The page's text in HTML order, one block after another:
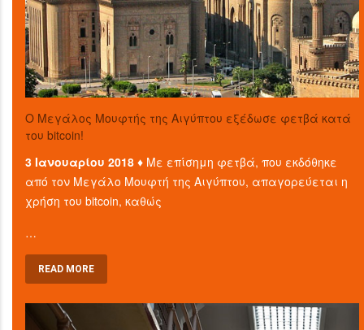
O Μεγάλος Μουφτής της Αιγύπτου εξέδωσε φετβά κατά
του bitcoin!
3 Ιανουαρίου 2018 ♦ Με επίσημη φετβά, που εκδόθηκε
από τον Μεγάλο Μουφτή της Αιγύπτου, απαγορεύεται η
χρήση του bitcoin, καθώς
…
READ MORE